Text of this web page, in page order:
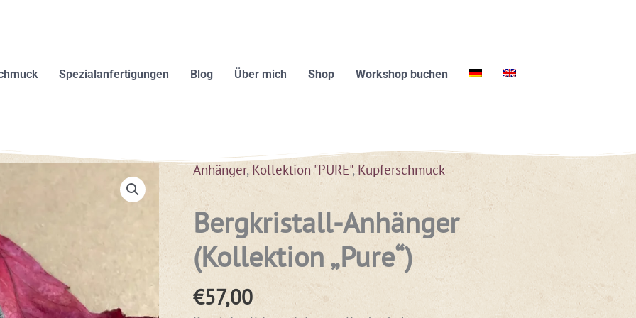
Spezialanfertigungen Blog Über mich Shop Workshop buchen
Anhänger, Kollektion "PURE",Kupferschmuck
Bergkristall-Anhänger
(Kollektion „Pure“)
€57,00